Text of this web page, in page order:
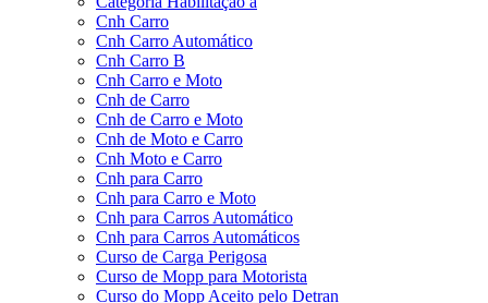
Cnh Carro
Cnh Carro Automático
Cnh Carro B
Cnh Carro e Moto
Cnh de Carro
Cnh de Carro e Moto
Cnh de Moto e Carro
Cnh Moto e Carro
Cnh para Carro
Cnh para Carro e Moto
Cnh para Carros Automático
Cnh para Carros Automáticos
Curso de Carga Perigosa
Curso de Mopp para Motorista
Curso do Mopp Aceito pelo Detran